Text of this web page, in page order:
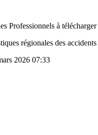
Professionnels à
régionales des
2026 07:33